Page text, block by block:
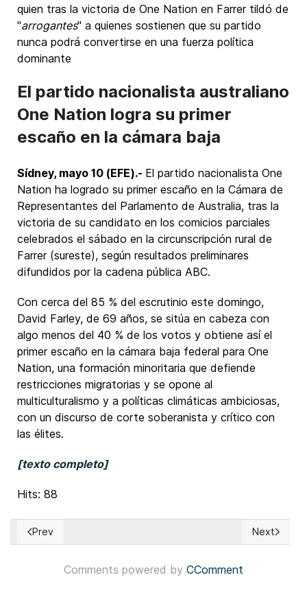
quien tras la victoria de One Nation en Farrer tildó de
"arrogantes" a quienes sostienen que su partido
nunca podrá convertirse en una fuerza política
dominante
El partido nacionalista australiano
One Nation logra su primer
escaño en la cámara baja
Sídney, mayo 10 (EFE).- El partido nacionalista One
Nation ha logrado su primer escaño en la Cámara de
Representantes del Parlamento de Australia, tras la
victoria de su candidato en los comicios parciales
celebrados el sábado en la circunscripción rural de
Farrer (sureste), según resultados preliminares
difundidos por la cadena pública ABC.
Con cerca del 85 % del escrutinio este domingo,
David Farley, de 69 años, se sitúa en cabeza con
algo menos del 40 % de los votos y obtiene así el
primer escaño en la cámara baja federal para One
Nation, una formación minoritaria que defiende
restricciones migratorias y se opone al
multiculturalismo y a políticas climáticas ambiciosas,
con un discurso de corte soberanista y crítico con
las élites.
[texto completo]
Hits: 88
Previous article: EUA: Omaha centro de contienda
Prev Next
Next
Comments powered by CComment